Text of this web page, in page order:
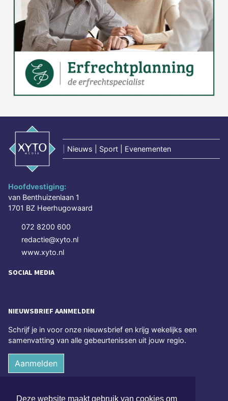
Deze website maakt gebruik van cookies om
Nieuws | Sport | Evenementen
Hoofdvestiging:
van Benthuizenlaan 1
1701 BZ Heerhugowaard
072 8200 600
redactie@xyto.nl
www.xyto.nl
SOCIAL MEDIA
NIEUWSBRIEF AANMELDEN
Schrijf je in voor onze nieuwsbrief en krijg wekelijks een
samenvatting van alle gebeurtenissen uit jouw regio.
Aanmelden